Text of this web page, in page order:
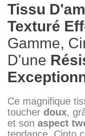
Tissu
Texturé
Gamme,
D'une
Ce magnifique
toucher doux,
et son aspect